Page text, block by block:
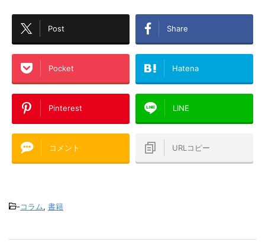
Post Share
Pocket Hatena
Pinterest LINE
コメント URLコピー
-コラム, 書籍